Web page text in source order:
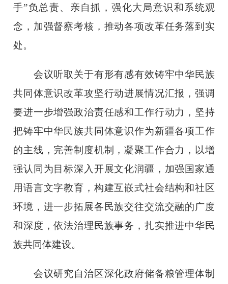
手”负总责、亲自抓，强化大局意识和系统观
念，加强督察考核，推动各项改革任务落到实
处。
会议听取关于有形有感有效铸牢中华民族
共同体意识改革攻坚行动进展情况汇报，强调
要进一步增强政治责任感和工作行动力，坚持
把铸牢中华民族共同体意识作为新疆各项工作
的主线，完善制度机制，凝聚工作合力，以增
强认同为目标深入开展文化润疆，加强国家通
用语言文字教育，构建互嵌式社会结构和社区
环境，进一步拓展各民族交往交流交融的广度
和深度，依法治理民族事务，扎实推进中华民
族共同体建设。
会议研究自治区深化政府储备粮管理体制